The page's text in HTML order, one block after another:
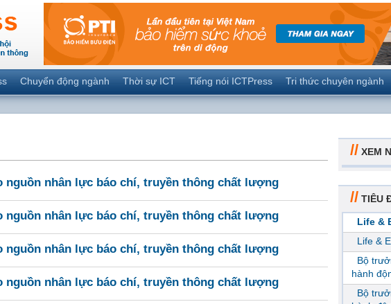
Chuyển động ngành Thời sự ICT Tiếng nói ICTPress Tri thức chuyên ngành
nguồn nhân lực báo chí, truyền thông chất lượng
nguồn nhân lực báo chí, truyền thông chất lượng
nguồn nhân lực báo chí, truyền thông chất lượng
nguồn nhân lực báo chí, truyền thông chất lượng
// XEM
// TIÊU
Life &
Life &
Bộ
hành
Bộ